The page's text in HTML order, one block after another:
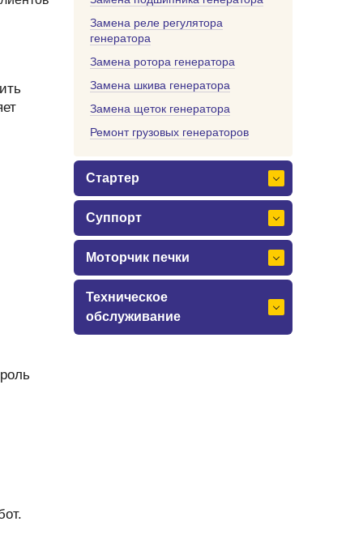
Замена реле регулятора
генератора
Замена ротора генератора
Замена шкива генератора
Замена щеток генератора
Ремонт грузовых генераторов
Стартер
Суппорт
Моторчик печки
Техническое
обслуживание